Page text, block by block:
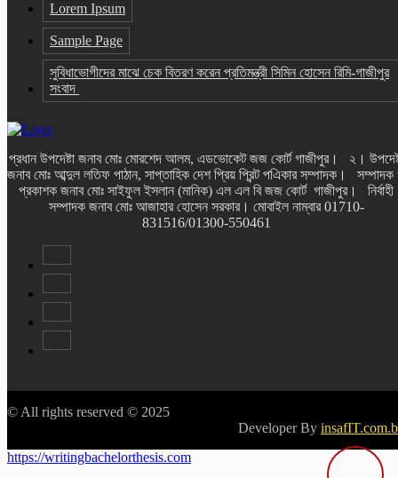
Lorem Ipsum
Sample Page
সুবিধাভোগীদের মাঝে চেক বিতরণ করেন প্রতিমন্ত্রী সিমিন হোসেন রিমি-গাজীপুর
সংবাদ
প্রধান উপদেষ্টা জনাব মোঃ মোরশেদ আলম, এডভোকেট জজ কোর্ট গাজীপুর। ২।
জনাব মোঃ আব্দুল লতিফ পাঠান, সাপ্তাহিক দেশ প্রিয় প্রিন্ট পএিকার সম্পাদক।
প্রকাশক জনাব মোঃ সাইফুল ইসলান (মানিক) এল এল বি জজ কোর্ট গাজীপুর। নির্বাহী
সম্পাদক জনাব মোঃ আজাহার হোসেন সরকার। মোবাইল নাম্বার 01710-
831516/01300-550461
© All rights reserved © 2025
Developer By
https://writingbachelorthesis.com